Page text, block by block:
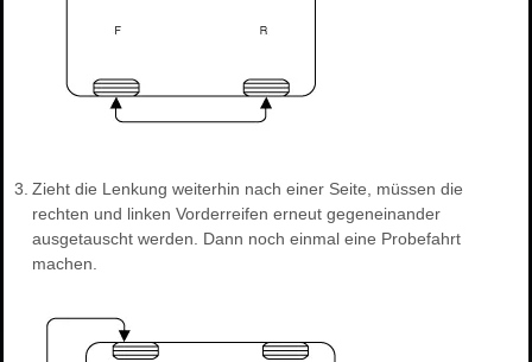
3. Zieht die Lenkung weiterhin nach einer Seite, müssen die
rechten und linken Vorderreifen erneut gegeneinander
ausgetauscht werden. Dann noch einmal eine Probefahrt
machen.